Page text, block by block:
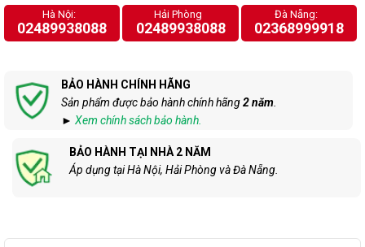
Hà Nội:
02489938088
Hải Phòng
02489938088
Đà Nẵng:
02368999918
BẢO HÀNH CHÍNH HÃNG
Sản phẩm được bảo hành chính hãng2 năm
► Xem chính sách bảo hành.
BẢO HÀNH TẠI NHÀ 2 NĂM
Áp dụng tại Hà Nội, Hải Phòng và Đà Nẵng.